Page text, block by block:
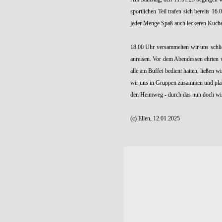
sportlichen Teil trafen sich bereits
jeder Menge Spaß auch leckeren
18.00 Uhr versammelten wir uns
anreisen. Vor dem Abendessen
alle am Buffet bedient hatten, ließen
wir uns in Gruppen zusammen und
den Heimweg - durch das nun doch
(c) Ellen, 12.01.2025